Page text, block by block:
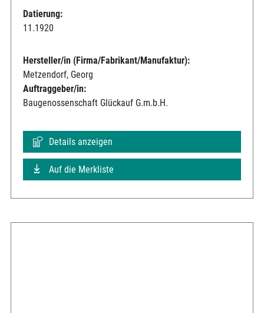
Datierung:
11.1920
Hersteller/in (Firma/Fabrikant/Manufaktur):
Metzendorf, Georg
Auftraggeber/in:
Baugenossenschaft Glückauf G.m.b.H.
Details anzeigen
Auf die Merkliste